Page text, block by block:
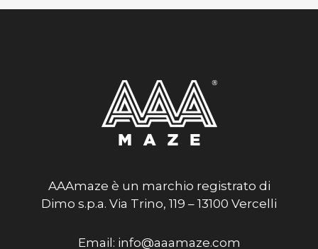
AAAmaze è un marchio registrato di
Dimo s.p.a. Via Trino, 119 – 13100 Vercelli
Email: info@aaamaze.com